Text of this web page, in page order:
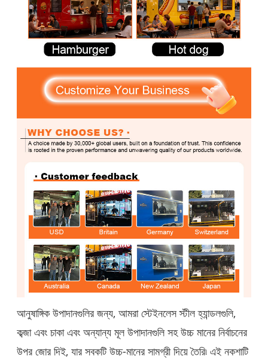
আনুষাঙ্গিক উপাদানগুলির জন্য, আমরা স্টেইনলেস স্টীল হ্যান্ডলগুলি,
কব্জা এবং চাকা এবং অন্যান্য মূল উপাদানগুলি সহ উচ্চ মানের নির্বাচনের
উপর জোর দিই, যার সবকটি উচ্চ-মানের সামগ্রী দিয়ে তৈরি৷ এই নকশাটি